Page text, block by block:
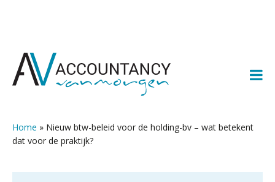
naar
naar
naar
naar
Home » Nieuw btw-beleid voor de holding-bv – wat betekent
dat voor de praktijk?